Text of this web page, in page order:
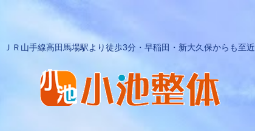
ＪＲ山手線高田馬場駅より徒歩3分・早稲田・新大久保からも至近